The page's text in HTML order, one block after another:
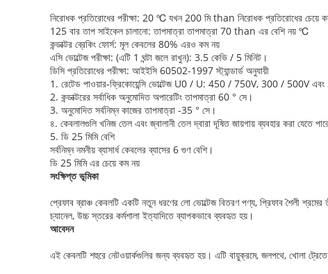
নিরোধক প্রতিরোধের পরীক্ষা: 20 ℃ যখন 200 মি than নিরোধক প্রতিরোধের চেয়ে
125 বার তাপ সাইকেল চালানো: তাপমাত্রা তাপমাত্রা 70 than এর বেশি নয় ℃
কন্ডাক্টর ব্রেকিং ফোর্স: মূল কেবলের 80% এরও কম নয়
এসি ভোল্টেজ পরীক্ষা: (এটি 1 ঘন্টা জলে রাখুন): 3.5 কেভি / 5 মিনিট।
ডিসি প্রতিরোধের পরীক্ষা: আইইসি 60502-1997 স্ট্যান্ডার্ড অনুযায়ী
1. রেটেড পাওয়ার-ফ্রিকোয়েন্সি ভোল্টেজ U0 / U: 450 / 750V, 300 / 500V
2. কন্ডাক্টরের সর্বাধিক অনুমোদিত অপারেটিং তাপমাত্রা 60 ° সে।
3. অনুমোদিত সর্বনিম্ন কাজের তাপমাত্রা -35 ° সে।
৪. কেবলালগুলি খনিজ তেল এবং জ্বালানী তেল দ্বারা দূষিত জায়গায় ব্যবহার করা যেতে
5. ডি 25 মিমি বেশি
সর্বনিম্ন নমনীয় ব্যাসার্ধ কেবলের ব্যাসের 6 গুণ বেশি।
ডি 25 মিমি এর চেয়ে কম নয়
সংক্ষিপ্ত ভূমিকা
প্রেফাব ব্রাঞ্চ কেবলটি একটি নতুন ধরণের লো ভোল্টেজ বিতরণ পণ্য, প্রিফাব শৈলী
চ্যানেল, উচ্চ স্তরের কর্মশালা ইত্যাদিতে ব্যাপকভাবে ব্যবহৃত হয়।
আবেদন
এই কেবলটি শহুরে নেটওয়ার্কগুলির জন্য ব্যবহৃত হয়। এটি বায়ুক্রমে, জলপথে, খোলা